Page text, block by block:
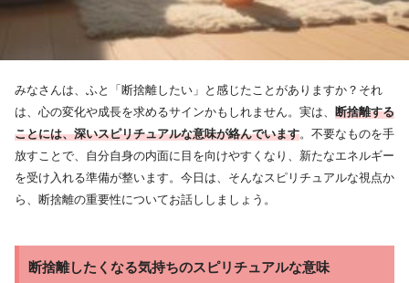
みなさんは、ふと「断捨離したい」と感じたことがありますか？それ
は、心の変化や成長を求めるサインかもしれません。実は、 断捨離する
ことには、深いスピリチュアルな意味が絡んでいます。不要なものを手
放すことで、自分自身の内面に目を向けやすくなり、新たなエネルギー
を受け入れる準備が整います。今日は、そんなスピリチュアルな視点か
ら、断捨離の重要性についてお話ししましょう。
断捨離したくなる気持ちのスピリチュアルな意味